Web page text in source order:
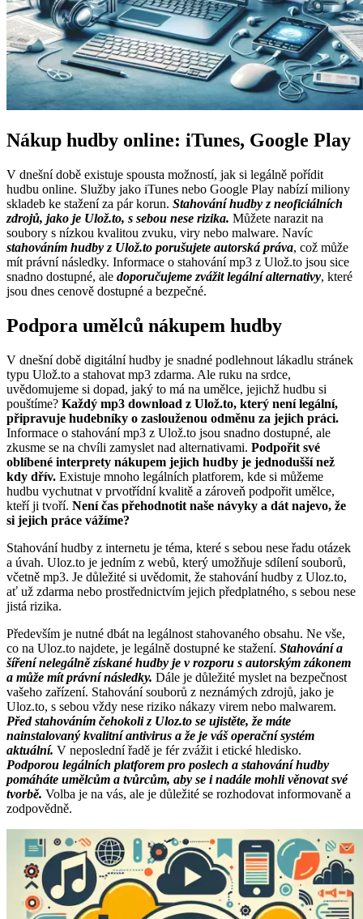
Nákup hudby online: iTunes, Google Play
V dnešní době existuje spousta možností, jak si legálně pořídit
hudbu online. Služby jako iTunes nebo Google Play nabízí miliony
skladeb ke stažení za pár korun. Stahování hudby z neoficiálních
zdrojů, jako je Ulož.to, s sebou nese rizika. Můžete narazit na
soubory s nízkou kvalitou zvuku, viry nebo malware. Navíc
stahováním hudby z Ulož.to porušujete autorská práva, což může
mít právní následky. Informace o stahování mp3 z Ulož.to jsou sice
snadno dostupné, ale doporučujeme zvážit legální alternativy, které
jsou dnes cenově dostupné a bezpečné.
Podpora umělců nákupem hudby
V dnešní době digitální hudby je snadné podlehnout lákadlu stránek
typu Ulož.to a stahovat mp3 zdarma. Ale ruku na srdce,
uvědomujeme si dopad, jaký to má na umělce, jejichž hudbu si
pouštíme? Každý mp3 download z Ulož.to, který není legální,
připravuje hudebníky o zaslouženou odměnu za jejich práci.
Informace o stahování mp3 z Ulož.to jsou snadno dostupné, ale
zkusme se na chvíli zamyslet nad alternativami. Podpořit své
oblíbené interprety nákupem jejich hudby je jednodušší než
kdy dřív. Existuje mnoho legálních platforem, kde si můžeme
hudbu vychutnat v prvotřídní kvalitě a zároveň podpořit umělce,
kteří ji tvoří. Není čas přehodnotit naše návyky a dát najevo, že
si jejich práce vážíme?
Stahování hudby z internetu je téma, které s sebou nese řadu otázek
a úvah. Uloz.to je jedním z webů, který umožňuje sdílení souborů,
včetně mp3. Je důležité si uvědomit, že stahování hudby z Uloz.to,
ať už zdarma nebo prostřednictvím jejich předplatného, s sebou nese
jistá rizika.
Především je nutné dbát na legálnost stahovaného obsahu. Ne vše,
co na Uloz.to najdete, je legálně dostupné ke stažení. Stahování a
šíření nelegálně získané hudby je v rozporu s autorským zákonem
a může mít právní následky. Dále je důležité myslet na bezpečnost
vašeho zařízení. Stahování souborů z neznámých zdrojů, jako je
Uloz.to, s sebou vždy nese riziko nákazy virem nebo malwarem.
Před stahováním čehokoli z Uloz.to se ujistěte, že máte
nainstalovaný kvalitní antivirus a že je váš operační systém
aktuální. V neposlední řadě je fér zvážit i etické hledisko.
Podporou legálních platforem pro poslech a stahování hudby
pomáháte umělcům a tvůrcům, aby se i nadále mohli věnovat své
tvorbě. Volba je na vás, ale je důležité se rozhodovat informovaně a
zodpovědně.